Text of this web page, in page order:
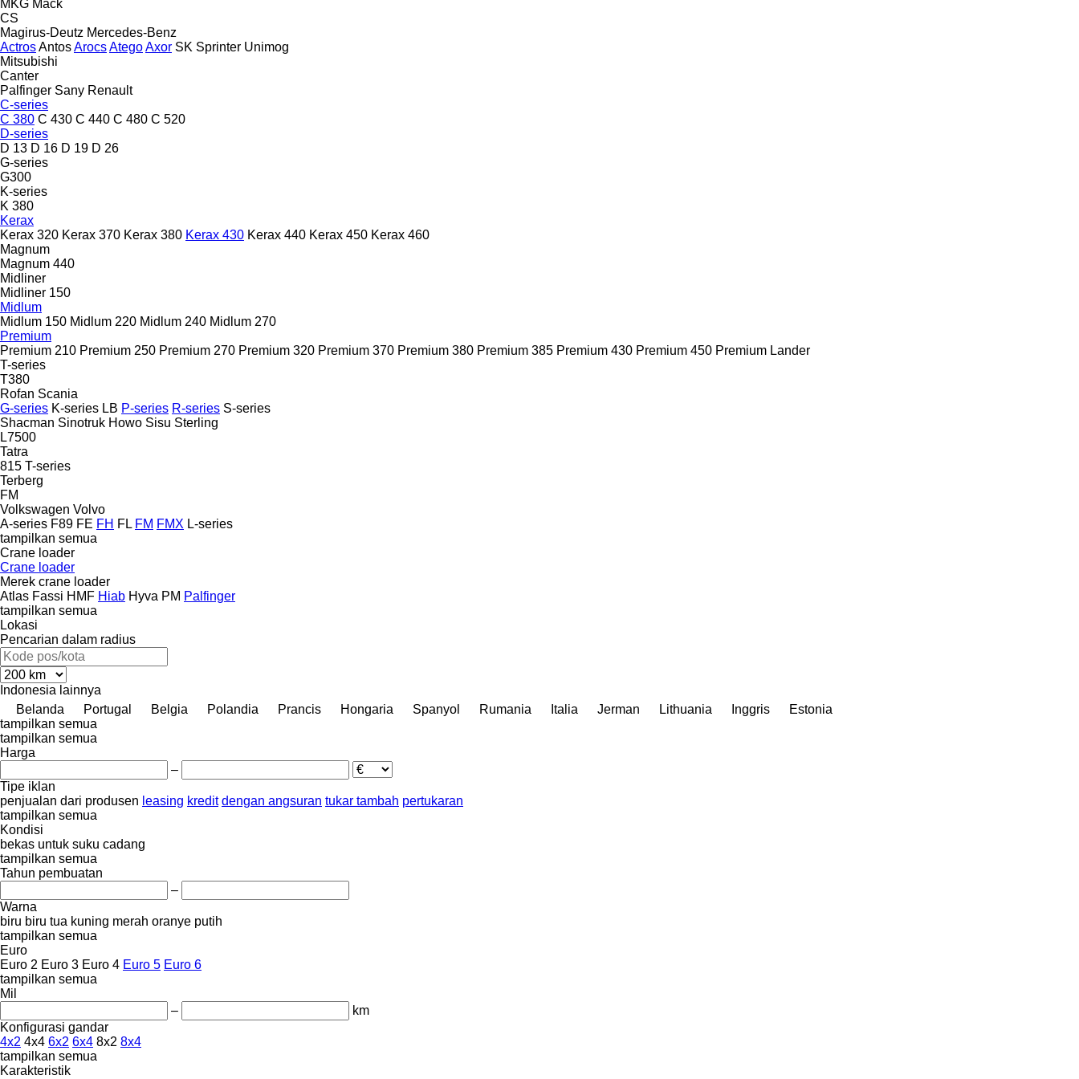
MKG Mack
CS
Magirus-Deutz Mercedes-Benz
ActrosAntosArocsAtegoAxor SK Sprinter Unimog
Mitsubishi
Canter
Palfinger Sany Renault
C-series
C 380 C 430 C 440 C 480 C 520
D-series
D 13 D 16 D 19 D 26
G-series
G300
K-series
K 380
Kerax
Kerax 320 Kerax 370 Kerax 380 Kerax 430 Kerax 440 Kerax 450 Kerax 460
Magnum
Magnum 440
Midliner
Midliner 150
Midlum
Midlum 150 Midlum 220 Midlum 240 Midlum 270
Premium
Premium 210 Premium 250 Premium 270 Premium 320 Premium 370 Premium 380 Premium 385 Premium 430 Premium 450 Premium Lander
T-series
T380
Rofan Scania
G-series K-series LB P-series R-series S-series
Shacman Sinotruk Howo Sisu Sterling
L7500
Tatra
815 T-series
Terberg
FM
Volkswagen Volvo
A-series F89 FE FH FL FM FMX L-series
tampilkan semua
Crane loader
Crane loader
Merek crane loader
Atlas Fassi HMF Hiab Hyva PM Palfinger
tampilkan semua
Lokasi
Pencarian dalam radius
Indonesia lainnya
Belanda
Portugal Belgia Polandia Prancis Hongaria Spanyol Rumania Italia Jerman Lithuania Inggris
Estonia
tampilkan semua
tampilkan semua
Harga
–
Tipe iklan
penjualan dari produsen leasing kredit dengan angsuran tukar tambah pertukaran
tampilkan semua
Kondisi
bekas untuk suku cadang
tampilkan semua
Tahun pembuatan
–
Warna
biru biru tua kuning merah oranye putih
tampilkan semua
Euro
Euro 2 Euro 3 Euro 4 Euro 5 Euro 6
tampilkan semua
Mil
–
km
Konfigurasi gandar
4x2 4x4 6x2 6x4 8x2 8x4
tampilkan semua
Karakteristik